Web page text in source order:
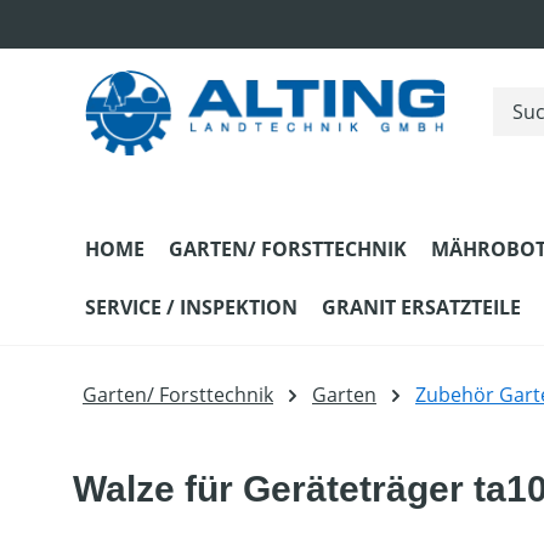
HOME GARTEN/ FORSTTECHNIK
SERVICE / INSPEKTION GRANIT ERSATZTEILE
Garten/ Forsttechnik Garten Zubehör
Walze für Geräteträger